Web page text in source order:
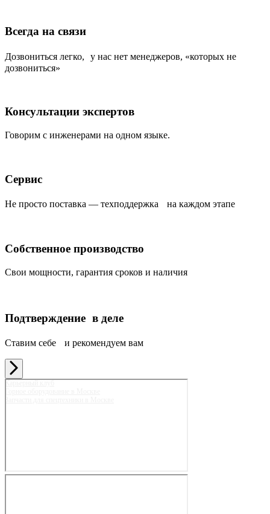
Всегда на связи
Дозвониться легко, у нас нет менеджеров, «которых не
дозвониться»
Консультации экспертов
Говорим с инженерами на одном языке.
Сервис
Не просто поставка — техподдержка на каждом этапе
Собственное производство
Свои мощности, гарантия сроков и наличия
Подтверждение в деле
Ставим себе и рекомендуем вам